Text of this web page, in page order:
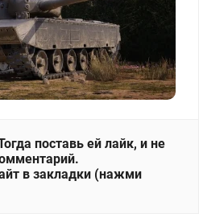
поставь ей лайк, и не
в закладки (нажми